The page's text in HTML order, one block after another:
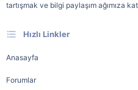
tartışmak ve bilgi paylaşım ağımıza
Hızlı Linkler
Anasayfa
Forumlar